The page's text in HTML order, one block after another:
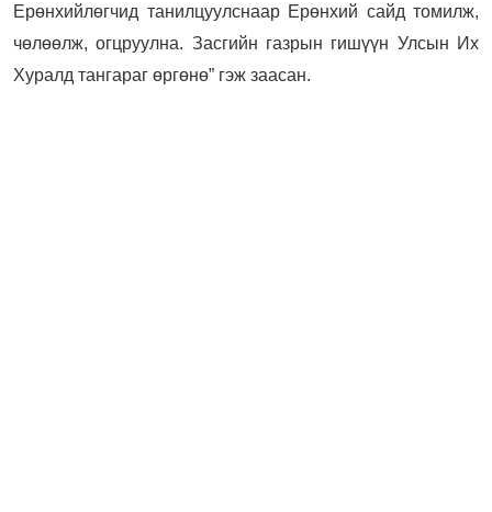
Ерөнхийлөгчид танилцуулснаар Ерөнхий сайд томилж,
чөлөөлж, огцруулна. Засгийн газрын гишүүн Улсын Их
Хуралд тангараг өргөнө” гэж заасан.